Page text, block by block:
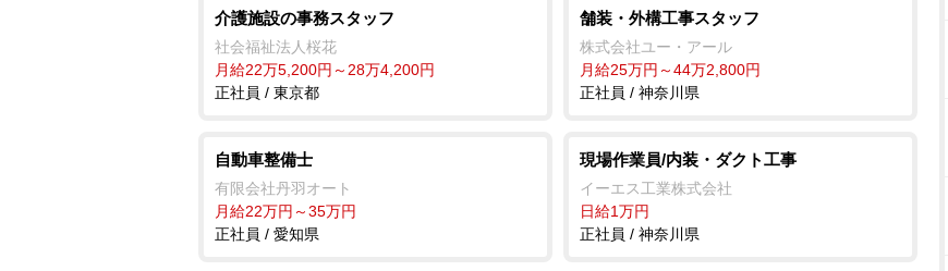
介護施設の事務スタッフ
社会福祉法人桜花
月給22万5,200円～28万4,200円
正社員 / 東京都
舗装・外構工事スタッフ
株式会社ユー・アール
月給25万円～44万2,800円
正社員 / 神奈川県
自動車整備士
有限会社丹羽オート
月給22万円～35万円
正社員 / 愛知県
現場作業員/内装・ダクト工事
イーエス工業株式会社
日給1万円
正社員 / 神奈川県